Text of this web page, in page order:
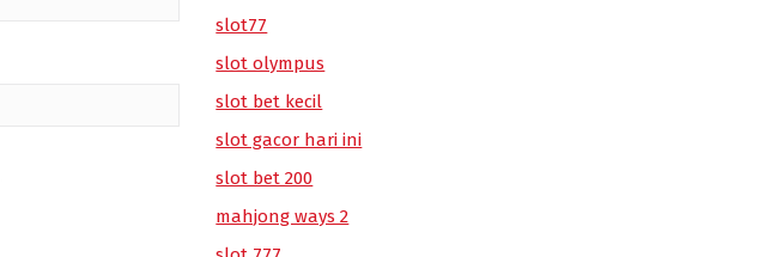
slot77
slot olympus
slot bet kecil
slot gacor hari ini
slot bet 200
mahjong ways 2